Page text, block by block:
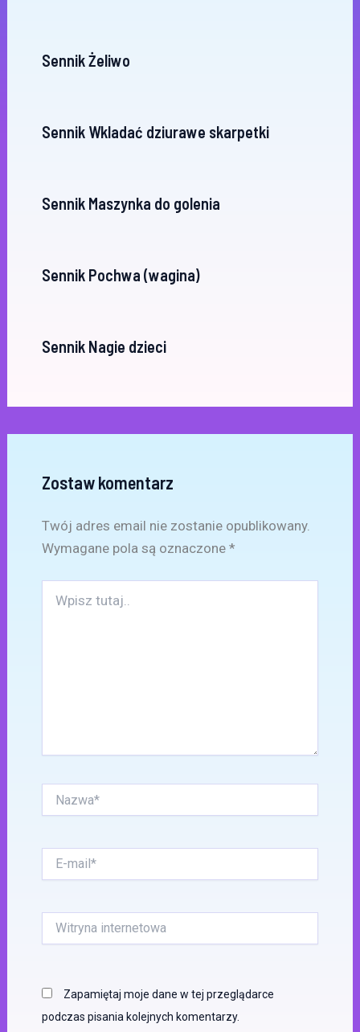
Sennik Żeliwo
Sennik Wkladać dziurawe skarpetki
Sennik Maszynka do golenia
Sennik Pochwa (wagina)
Sennik Nagie dzieci
Zostaw komentarz
Twój adres email nie zostanie opublikowany.
Wymagane pola są oznaczone *
tutaj..
mail*
internetowa
Zapamiętaj moje dane w tej przeglądarce
podczas pisania kolejnych komentarzy.